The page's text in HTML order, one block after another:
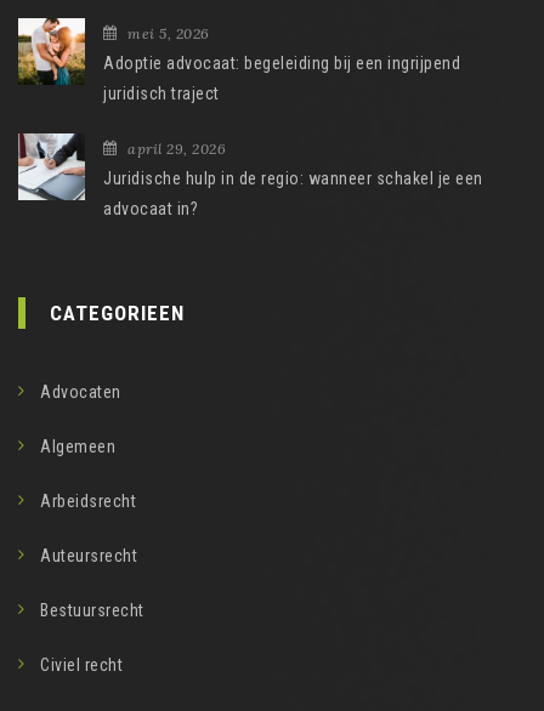
mei 5, 2026
Adoptie advocaat: begeleiding bij een ingrijpend
juridisch traject
april 29, 2026
Juridische hulp in de regio: wanneer schakel je een
advocaat in?
CATEGORIEEN
Advocaten
Algemeen
Arbeidsrecht
Auteursrecht
Bestuursrecht
Civiel recht